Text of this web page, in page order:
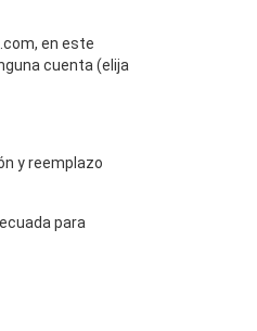
en este
cuenta (elija
y reemplazo
para